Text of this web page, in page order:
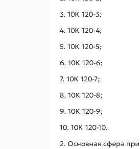
3. 10К 120-3;
4. 10К 120-4;
5. 10К 120-5;
6. 10К 120-6;
7. 10К 120-7;
8. 10К 120-8;
9. 10К 120-9;
10. 10К 120-10.
2. Основная сфера